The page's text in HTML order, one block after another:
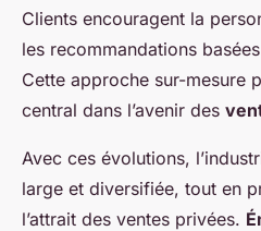
Clients encouragent la
les recommandations
Cette approche sur-mesure
central dans l’avenir des
Avec ces évolutions,
large et diversifiée, tout en
l’attrait des ventes privées.